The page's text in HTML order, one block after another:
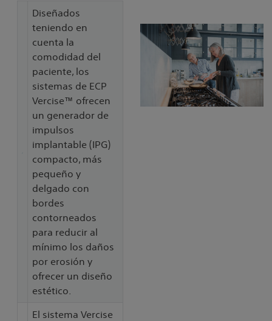
Diseñados
teniendo en
cuenta la
comodidad del
paciente, los
sistemas de ECP
Vercise™ ofrecen
un generador de
impulsos
implantable (IPG)
compacto, más
pequeño y
delgado con
bordes
contorneados
para reducir al
mínimo los daños
por erosión y
ofrecer un diseño
estético.
El sistema Vercise